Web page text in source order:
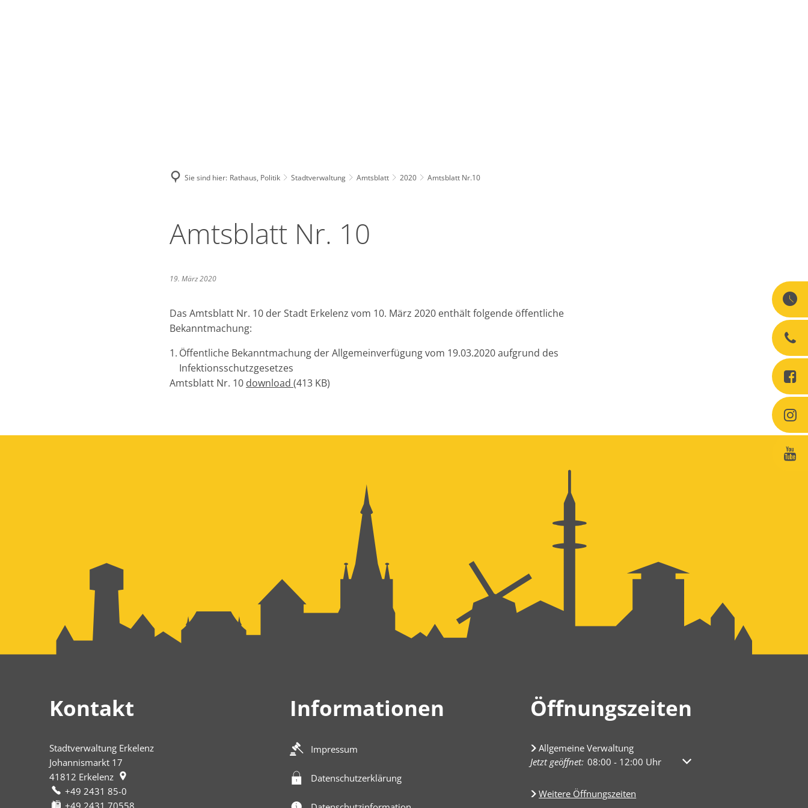
Sie sind hier: Rathaus, Politik Stadtverwaltung Amtsblatt 2020 Amtsblatt Nr.10
Amtsblatt Nr. 10
19. März 2020
Das Amtsblatt Nr. 10 der Stadt Erkelenz vom 10. März 2020 enthält folgende öffentliche
Bekanntmachung:
Öffentliche Bekanntmachung der Allgemeinverfügung vom 19.03.2020 aufgrund des
Infektionsschutzgesetzes
Amtsblatt Nr. 10 download (413 KB)
Kontakt
Stadtverwaltung Erkelenz
Johannismarkt 17
41812 Erkelenz
+49 2431 85-0
+49 2431 70558
Informationen
Impressum
Datenschutzerklärung
Öffnungszeiten
Allgemeine Verwaltung
Klicken, um weitere Öffnungs- oder Schließzeiten auszublenden
Jetzt geöffnet: 08:00 - 12:00 Uhr Von 08:00 bis 12:00 Uhr
Weitere Öffnungszeiten